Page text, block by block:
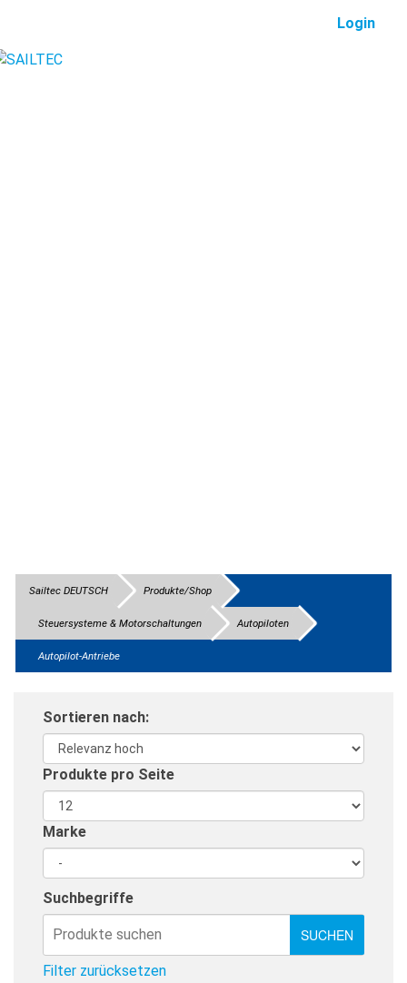
Login
Sailtec DEUTSCH Produkte/Shop
Steuersysteme & Motorschaltungen Autopiloten
Autopilot-Antriebe
Sortieren nach:
Produkte pro Seite
Marke
Suchbegriffe
Filter zurücksetzen